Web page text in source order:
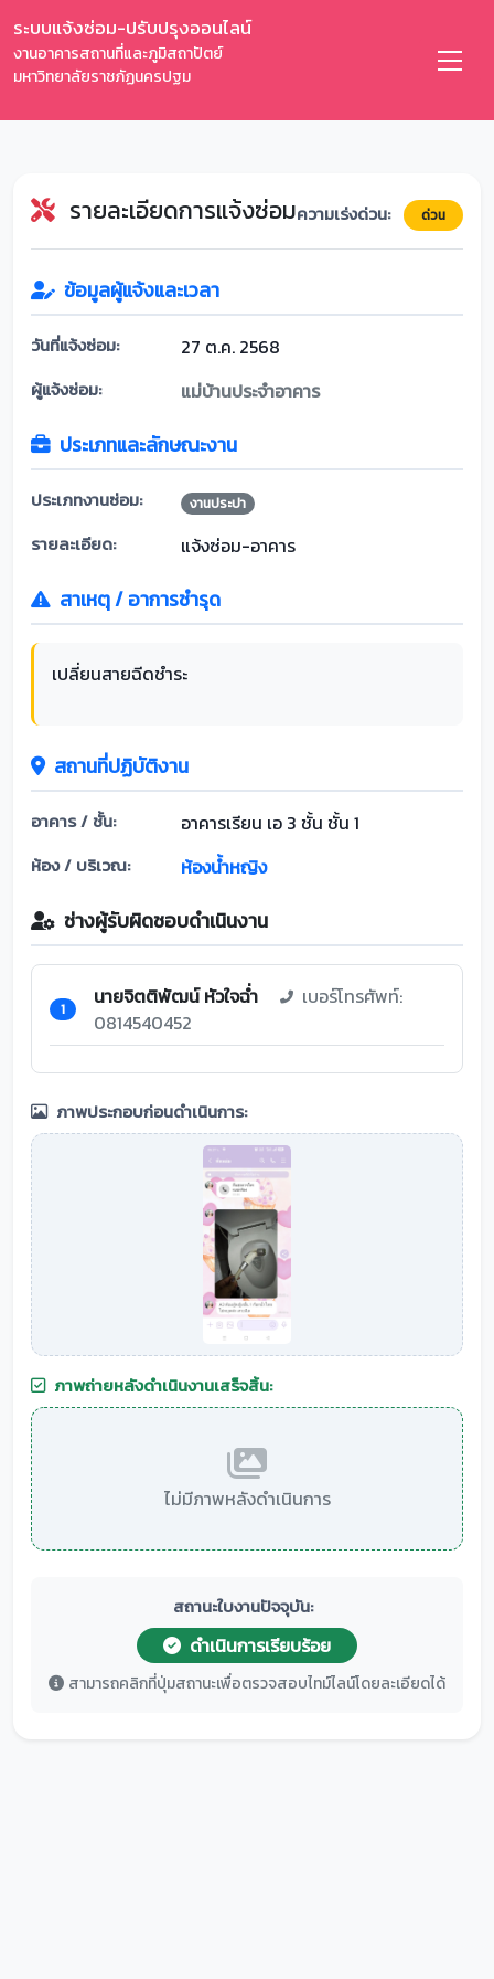
ระบบแจ้งซ่อม-ปรับปรุงออนไลน์
งานอาคารสถานที่และภูมิสถาปัตย์
มหาวิทยาลัยราชภัฏนครปฐม
รายละเอียดการแจ้งซ่อมความเร่งด่วน: ด่วน
ข้อมูลผู้แจ้งและเวลา
วันที่แจ้งซ่อม: 27 ต.ค. 2568
ผู้แจ้งซ่อม: แม่บ้านประจำอาคาร
ประเภทและลักษณะงาน
ประเภทงานซ่อม: งานประปา
รายละเอียด: แจ้งซ่อม-อาคาร
สาเหตุ / อาการชำรุด
เปลี่ยนสายฉีดชำระ
สถานที่ปฏิบัติงาน
อาคาร / ชั้น: อาคารเรียน เอ 3 ชั้น ชั้น 1
ห้อง / บริเวณ: ห้องน้ำหญิง
ช่างผู้รับผิดชอบดำเนินงาน
1 นายจิตติพัฒน์ หัวใจฉ่ำ
เบอร์โทรศัพท์:
0814540452
ภาพประกอบก่อนดำเนินการ:
ภาพถ่ายหลังดำเนินงานเสร็จสิ้น:
ไม่มีภาพหลังดำเนินการ
สถานะใบงานปัจจุบัน:
ดำเนินการเรียบร้อย
สามารถคลิกที่ปุ่มสถานะเพื่อตรวจสอบไทม์ไลน์โดยละเอียดได้